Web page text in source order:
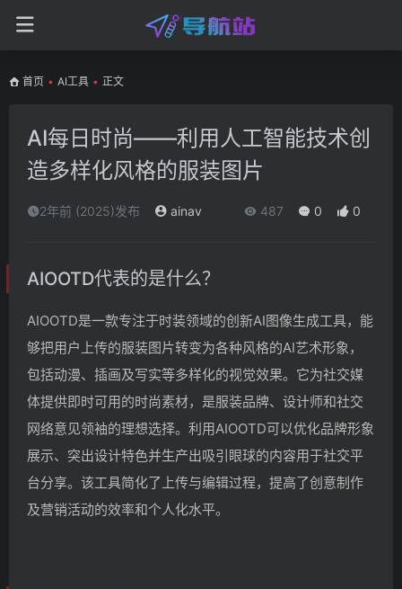
首页 • AI工具 • 正文
AI每日时尚——利用人工智能技术创
造多样化风格的服装图片
2年前 (2025)发布 ainav 487 0 0
AIOOTD代表的是什么？
AIOOTD是一款专注于时装领域的创新AI图像生成工具，能
够把用户上传的服装图片转变为各种风格的AI艺术形象，
包括动漫、插画及写实等多样化的视觉效果。它为社交媒
体提供即时可用的时尚素材，是服装品牌、设计师和社交
网络意见领袖的理想选择。利用AIOOTD可以优化品牌形象
展示、突出设计特色并生产出吸引眼球的内容用于社交平
台分享。该工具简化了上传与编辑过程，提高了创意制作
及营销活动的效率和个人化水平。